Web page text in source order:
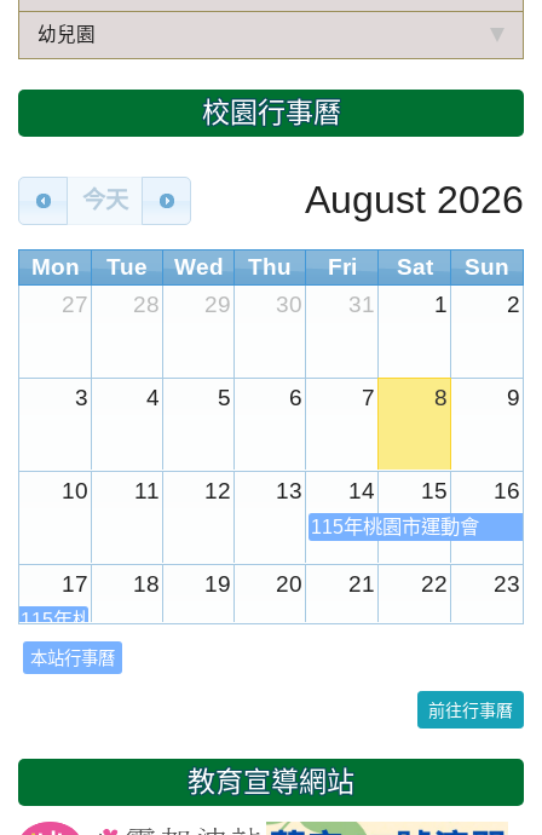
幼兒園
校園行事曆
今天 August 2026
Mon Tue Wed Thu Fri Sat
Sun
27
28 29 30 31 1 2
3 4 5 6 7 8 9
10 11 12 13 14 15 16
115年桃園市運動會
17 18 19 20 21 22 23
115年桃園市運動會
24
2 3
友善校園週
本站行事曆
前往行事曆
教育宣導網站